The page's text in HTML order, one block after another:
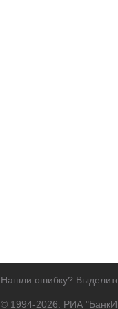
Нашли ошибку?
© 1994-2026. РИА